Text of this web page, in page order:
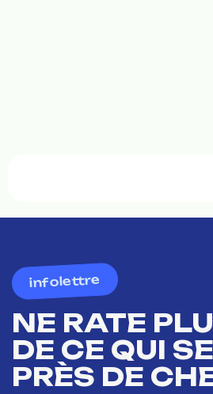
infolettre
NE RATE
DE CE QUI
PRÈS DE